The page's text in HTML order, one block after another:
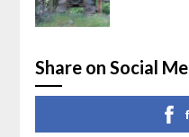
Share on Social